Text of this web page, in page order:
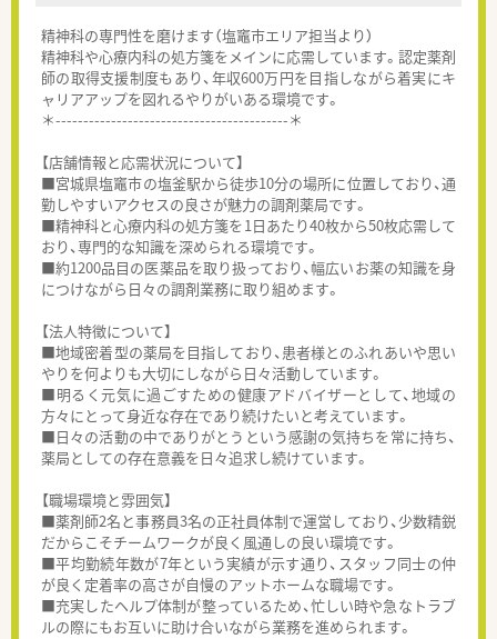
精神科の専門性を磨けます（塩竈市エリア担当より）
精神科や心療内科の処方箋をメインに応需しています。認定薬剤
師の取得支援制度もあり、年収600万円を目指しながら着実にキ
ャリアアップを図れるやりがいある環境です。
＊------------------------------------------＊
【店舗情報と応需状況について】
■宮城県塩竈市の塩釜駅から徒歩10分の場所に位置しており、通
勤しやすいアクセスの良さが魅力の調剤薬局です。
■精神科と心療内科の処方箋を1日あたり40枚から50枚応需して
おり、専門的な知識を深められる環境です。
■約1200品目の医薬品を取り扱っており、幅広いお薬の知識を身
につけながら日々の調剤業務に取り組めます。
【法人特徴について】
■地域密着型の薬局を目指しており、患者様とのふれあいや思い
やりを何よりも大切にしながら日々活動しています。
■明るく元気に過ごすための健康アドバイザーとして、地域の
方々にとって身近な存在であり続けたいと考えています。
■日々の活動の中でありがとうという感謝の気持ちを常に持ち、
薬局としての存在意義を日々追求し続けています。
【職場環境と雰囲気】
■薬剤師2名と事務員3名の正社員体制で運営しており、少数精鋭
だからこそチームワークが良く風通しの良い環境です。
■平均勤続年数が7年という実績が示す通り、スタッフ同士の仲
が良く定着率の高さが自慢のアットホームな職場です。
■充実したヘルプ体制が整っているため、忙しい時や急なトラブ
ルの際にもお互いに助け合いながら業務を進められます。